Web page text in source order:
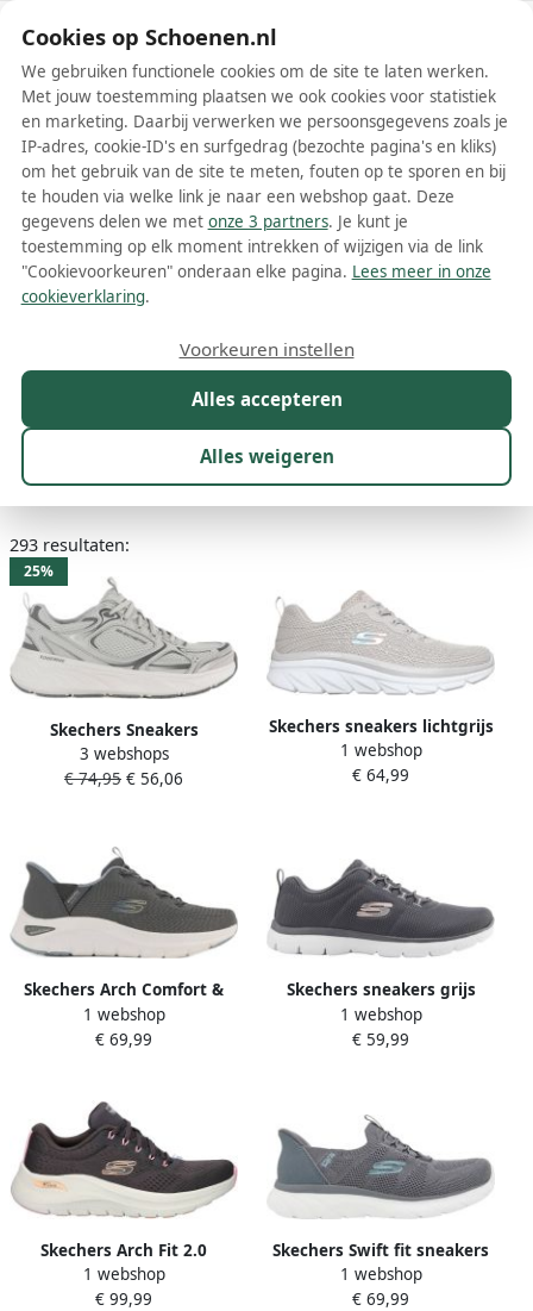
Schoenen.nl
Wis filters Alle filters
Grijze Skechers damesschoenen
Op zoek naar een comfortabele en stijlvolle schoen die perfect past
bij je dagelijkse outfits? Grijze Skechers damesschoenen zijn een
van gemak en mode wil. Met ons brede assortiment aan Skechers
damesschoenen in verschillende stijlen en maten, vind je zeker de
perfecte schoen die past bij je persoonlijke stijl en behoeften.
Enkellaarsjes Instappers
Maat Merk 1 Model Kleur 1 Prijs
293 resultaten:
25%
Skechers Sneakers
EDGERIDE-SILVER ECLIPSE
Retro sneaker veterschoen
3 webshops
€ 74,95 € 56,06
Skechers sneakers lichtgrijs
1 webshop
€ 64,99
Skechers Arch Comfort &
Swift Fit slip-on sneakers
grijs
1 webshop
€ 69,99
Skechers sneakers grijs
1 webshop
€ 59,99
Skechers Arch Fit 2.0
sneakers antraciet
1 webshop
€ 99,99
Skechers Swift fit sneakers
grijs
1 webshop
€ 69,99
Cookies op Schoenen.nl
We gebruiken functionele cookies om de site te laten werken.
Met jouw toestemming plaatsen we ook cookies voor statistiek
en marketing. Daarbij verwerken we persoonsgegevens zoals je
IP-adres, cookie-ID's en surfgedrag (bezochte pagina's en kliks)
om het gebruik van de site te meten, fouten op te sporen en bij
te houden via welke link je naar een webshop gaat. Deze
gegevens delen we met onze 3 partners. Je kunt je
toestemming op elk moment intrekken of wijzigen via de link
"Cookievoorkeuren" onderaan elke pagina. Lees meer in onze
cookieverklaring.
Alles accepteren
Alles weigeren
Voorkeuren instellen